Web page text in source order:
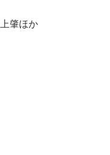
肇ほか